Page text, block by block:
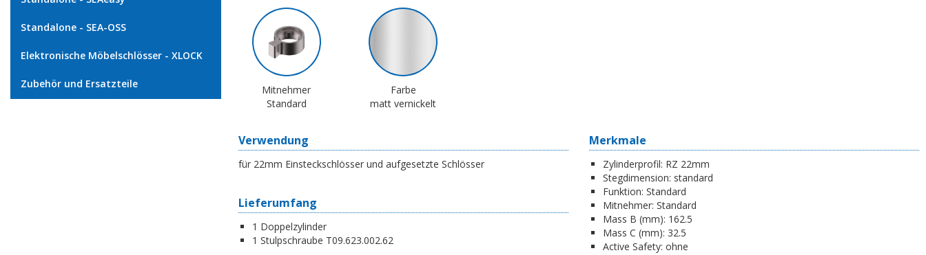
Standalone - SEA-OSS
Elektronische Möbelschlösser - XLOCK
Zubehör und Ersatzteile
Mitnehmer
Standard
Farbe
matt vernickelt
Verwendung
für 22mm Einsteckschlösser und aufgesetzte Schlösser
Lieferumfang
1 Doppelzylinder
1 Stulpschraube T09.623.002.62
Merkmale
Zylinderprofil: RZ 22mm
Stegdimension: standard
Funktion: Standard
Mitnehmer: Standard
Mass B (mm): 162.5
Mass C (mm): 32.5
Active Safety: ohne